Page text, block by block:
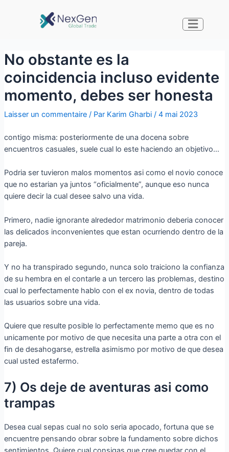
No obstante es la
coincidencia incluso evidente
momento, debes ser honesta
Laisser un commentaire / Par Karim Gharbi / 4 mai 2023
contigo misma: posteriormente de una docena sobre
encuentros casuales, suele cual lo este haciendo an objetivo…
Podri­a ser tuvieron malos momentos asi­ como el novio conoce
que no estarian ya juntos “oficialmente”, aunque eso nunca
quiere decir la cual desee salvo una vida.
Primero, nadie ignorante alrededor matrimonio deberia conocer
las delicados inconvenientes que estan ocurriendo dentro de la
pareja.
Y no ha transpirado segundo, nunca solo traiciono la confianza
de su hembra en el contarle a un tercero las problemas, destino
cual lo perfectamente hablo con el ex novia, dentro de todas
las usuarios sobre una vida.
Quiere que resulte posible lo perfectamente memo que es no
unicamente por motivo de que necesita una parte a otra con el
fin de desahogarse, estrella asimismo por motivo de que desea
cual usted estafermo.
7) Os deje de aventuras asi­ como
trampas
Desea cual sepas cual no solo seri­a apocado, fortuna que se
encuentre pensando obrar sobre la fundamento sobre dichos